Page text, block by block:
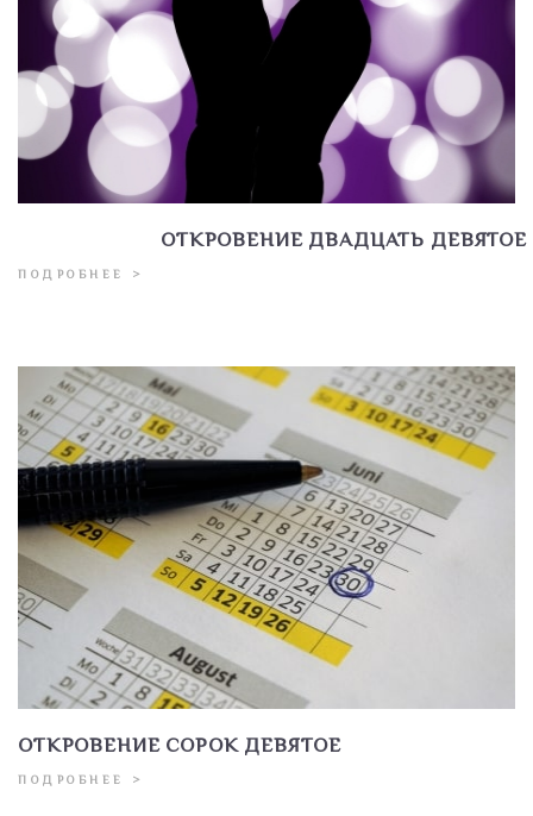
ОТКРОВЕНИЕ ДВАДЦАТЬ ДЕВЯТОЕ
ПОДРОБНЕЕ >
ОТКРОВЕНИЕ СОРОК ДЕВЯТОЕ
ПОДРОБНЕЕ >